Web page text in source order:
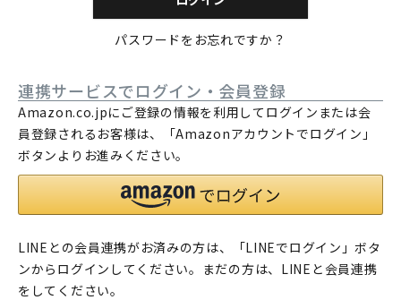
パスワードをお忘れですか？
連携サービスでログイン・会員登録
Amazon.co.jpにご登録の情報を利用してログインまたは会
員登録されるお客様は、「Amazonアカウントでログイン」
ボタンよりお進みください。
LINEとの会員連携がお済みの方は、「LINEでログイン」ボタ
ンからログインしてください。まだの方は、 LINEと会員連携
をしてください。